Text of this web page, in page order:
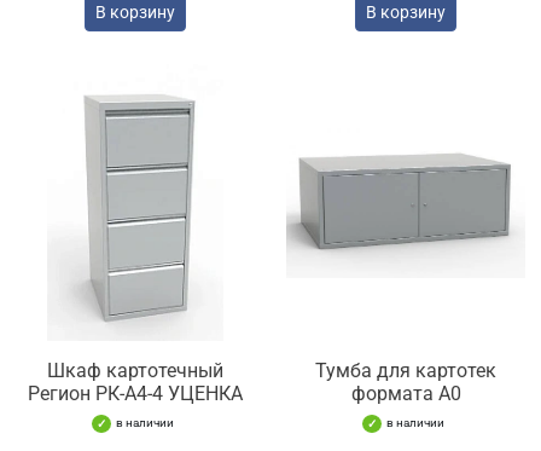
В корзину В корзину
Шкаф картотечный
Регион РК-А4-4 УЦЕНКА
в наличии
Тумба для картотек
формата А0
в наличии